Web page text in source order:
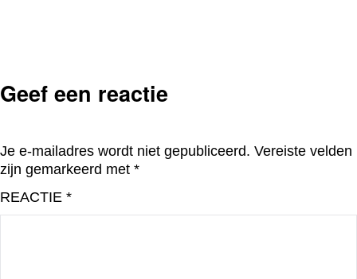
Geef een reactie
Je e-mailadres wordt niet gepubliceerd. Vereiste velden
zijn gemarkeerd met *
REACTIE *